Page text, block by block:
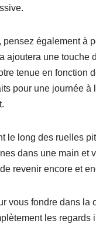
également à
ajoutera une
tenue en
pour une journée
le long des ruelles
dans une main
revenir encore et
vous fondre dans
les